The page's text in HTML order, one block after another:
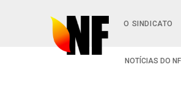
O SINDICATO
NOTÍCIAS DO NF